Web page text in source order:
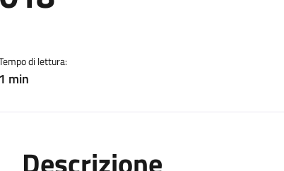
di lettura:
1 min